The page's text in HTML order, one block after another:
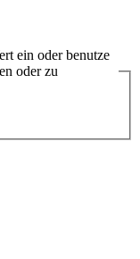
ein oder benutze
oder zu